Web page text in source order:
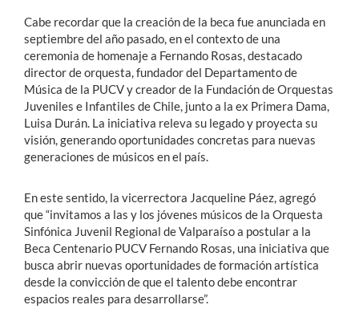
Cabe recordar que la creación de la beca fue anunciada en
septiembre del año pasado, en el contexto de una
ceremonia de homenaje a Fernando Rosas, destacado
director de orquesta, fundador del Departamento de
Música de la PUCV y creador de la Fundación de Orquestas
Juveniles e Infantiles de Chile, junto a la ex Primera Dama,
Luisa Durán. La iniciativa releva su legado y proyecta su
visión, generando oportunidades concretas para nuevas
generaciones de músicos en el país.
En este sentido, la vicerrectora Jacqueline Páez, agregó
que “invitamos a las y los jóvenes músicos de la Orquesta
Sinfónica Juvenil Regional de Valparaíso a postular a la
Beca Centenario PUCV Fernando Rosas, una iniciativa que
busca abrir nuevas oportunidades de formación artística
desde la convicción de que el talento debe encontrar
espacios reales para desarrollarse”.